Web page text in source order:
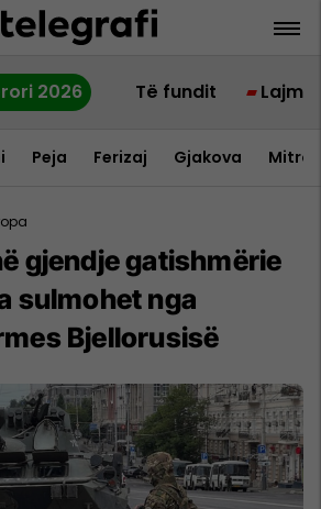
2026 Të fundit Lajme
Peja Ferizaj Gjakova
gjendje gatishmërie
sulmohet nga
Bjellorusisë